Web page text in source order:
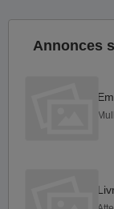
Annonces